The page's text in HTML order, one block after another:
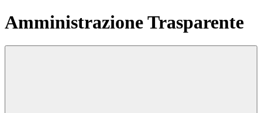
Amministrazione Trasparente